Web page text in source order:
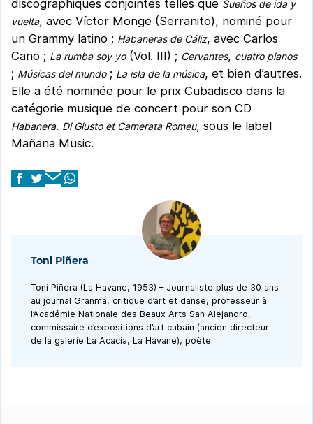
discographiques conjointes telles que Sueños de ida y
vuelta, avec Víctor Monge (Serranito), nominé pour
un Grammy latino ; Habaneras de Cáliz, avec Carlos
Cano ; La rumba soy yo(Vol. III) ; Cervantes, cuatro pianos
; Músicas del mundo; La isla de la música, et bien d’autres.
Elle a été nominée pour le prix Cubadisco dans la
catégorie musique de concert pour son CD
Habanera. Di Giusto et Camerata Romeu, sous le label
Mañana Music.
Toni Piñera
Toni Piñera (La Havane, 1953) – Journaliste plus de 30 ans
au journal Granma, critique d’art et danse, professeur à
l’Académie Nationale des Beaux Arts San Alejandro,
commissaire d’expositions d’art cubain (ancien directeur
de la galerie La Acacia, La Havane), poète.